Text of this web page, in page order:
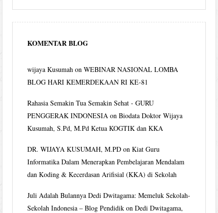
KOMENTAR BLOG
wijaya Kusumah onWEBINAR NASIONAL LOMBA
BLOG HARI KEMERDEKAAN RI KE-81
Rahasia Semakin Tua Semakin Sehat - GURU
PENGGERAK INDONESIA onBiodata Doktor Wijaya
Kusumah, S.Pd, M.Pd Ketua KOGTIK dan KKA
DR. WIJAYA KUSUMAH, M.PD onKiat Guru
Informatika Dalam Menerapkan Pembelajaran Mendalam
dan Koding & Kecerdasan Arifisial (KKA) di Sekolah
Juli Adalah Bulannya Dedi Dwitagama: Memeluk Sekolah-
Sekolah Indonesia – Blog Pendidik onDedi Dwitagama,